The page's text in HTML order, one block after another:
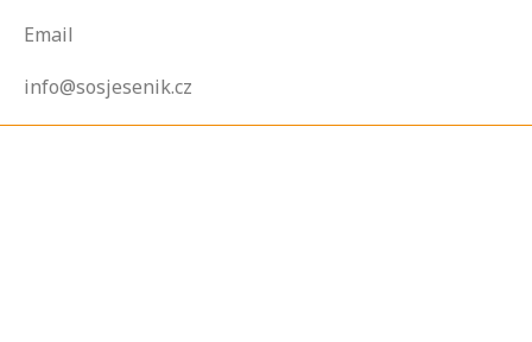
Email
info@sosjesenik.cz